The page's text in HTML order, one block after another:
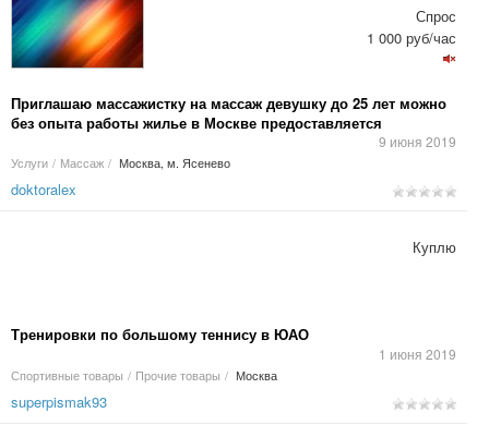
Приглашаю массажистку на массаж девушку до 25 лет можно
без опыта работы жилье в Москве предоставляется
9 июня 2019
Услуги / Массаж / Москва, м. Ясенево
Спрос
1 000 руб/час
doktoralex
Тренировки по большому теннису в ЮАО
1 июня 2019
Спортивные товары / Прочие товары / Москва
Куплю
superpismak93